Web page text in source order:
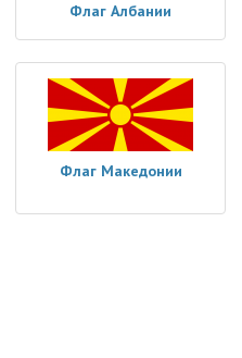
Флаг Албании
Флаг Македонии